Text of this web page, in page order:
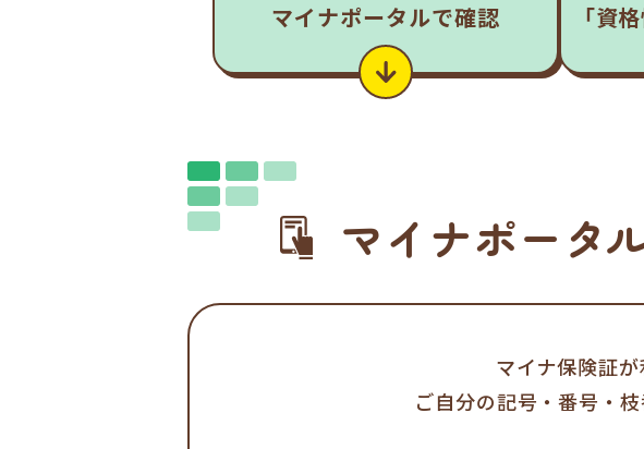
マイナポータルで確認 ｢資
マイナポータ
マイナ保険証
ご自分の記号・番号・